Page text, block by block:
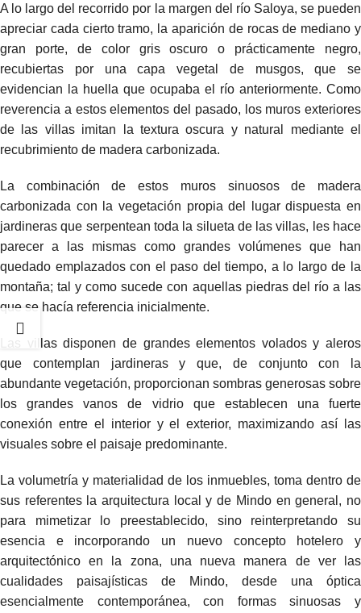
A lo largo del recorrido por la margen del río Saloya, se pueden
apreciar cada cierto tramo, la aparición de rocas de mediano y
gran porte, de color gris oscuro o prácticamente negro,
recubiertas por una capa vegetal de musgos, que se
evidencian la huella que ocupaba el río anteriormente. Como
reverencia a estos elementos del pasado, los muros exteriores
de las villas imitan la textura oscura y natural mediante el
recubrimiento de madera carbonizada.
La combinación de estos muros sinuosos de madera
carbonizada con la vegetación propia del lugar dispuesta en
jardineras que serpentean toda la silueta de las villas, les hace
parecer a las mismas como grandes volúmenes que han
quedado emplazados con el paso del tiempo, a lo largo de la
montaña; tal y como sucede con aquellas piedras del río a las
que se hacía referencia inicialmente.
Las villas disponen de grandes elementos volados y aleros
que contemplan jardineras y que, de conjunto con la
abundante vegetación, proporcionan sombras generosas sobre
los grandes vanos de vidrio que establecen una fuerte
conexión entre el interior y el exterior, maximizando así las
visuales sobre el paisaje predominante.
La volumetría y materialidad de los inmuebles, toma dentro de
sus referentes la arquitectura local y de Mindo en general, no
para mimetizar lo preestablecido, sino reinterpretando su
esencia e incorporando un nuevo concepto hotelero y
arquitectónico en la zona, una nueva manera de ver las
cualidades paisajísticas de Mindo, desde una óptica
esencialmente contemporánea, con formas sinuosas y